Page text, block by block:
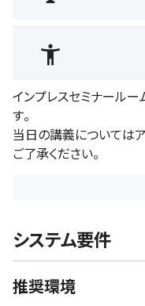
インプレスセミナールー
す。
当日の講義については
ご了承ください。
システム要件
推奨環境